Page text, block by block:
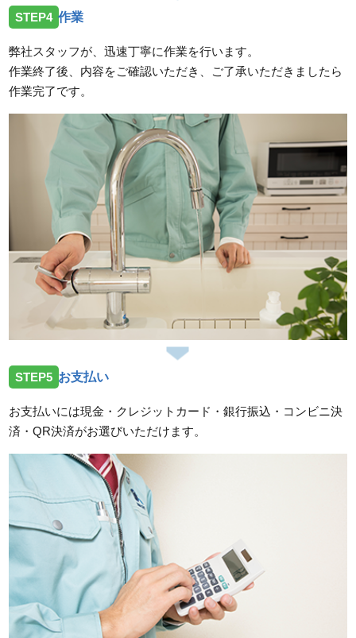
STEP4 作業
弊社スタッフが、迅速丁寧に作業を行います。
作業終了後、内容をご確認いただき、ご了承いただきましたら
作業完了です。
STEP5 お支払い
お支払いには現金・クレジットカード・銀行振込・コンビニ決
済・QR決済がお選びいただけます。